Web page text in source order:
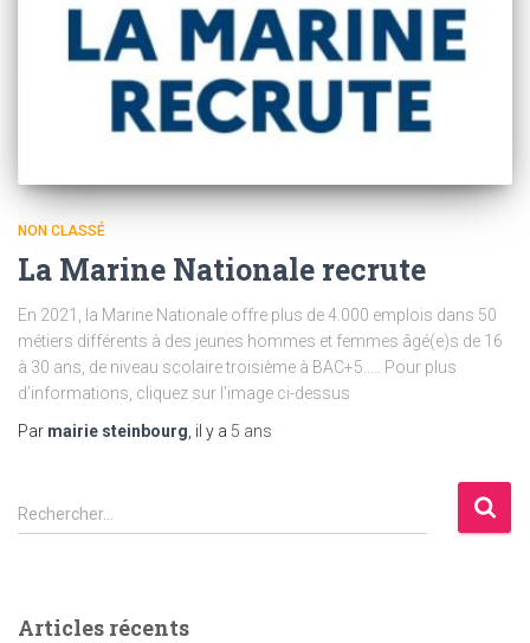
NON CLASSÉ
La Marine Nationale recrute
En 2021, la Marine Nationale offre plus de 4.000 emplois dans 50
métiers différents à des jeunes hommes et femmes âgé(e)s de 16
à 30 ans, de niveau scolaire troisième à BAC+5….. Pour plus
d’informations, cliquez sur l’image ci-dessus
Par mairie steinbourg, il y a 5 ans
Rechercher…
Articles récents